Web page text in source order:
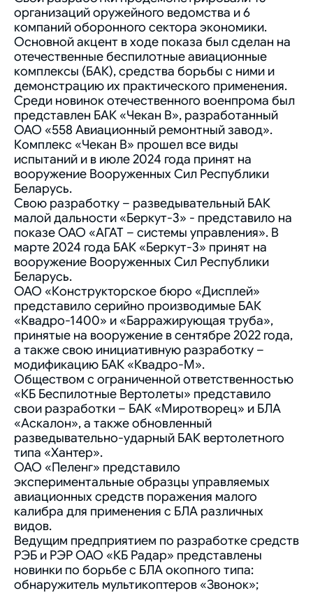
организаций оружейного ведомства и 6
компаний оборонного сектора экономики.
Основной акцент в ходе показа был сделан на
отечественные беспилотные авиационные
комплексы (БАК), средства борьбы с ними и
демонстрацию их практического применения.
Среди новинок отечественного военпрома был
представлен БАК «Чекан В», разработанный
ОАО «558 Авиационный ремонтный завод».
Комплекс «Чекан В» прошел все виды
испытаний и в июле 2024 года принят на
вооружение Вооруженных Сил Республики
Беларусь.
Свою разработку – разведывательный БАК
малой дальности «Беркут-3» - представило на
показе ОАО «АГАТ – системы управления». В
марте 2024 года БАК «Беркут-3» принят на
вооружение Вооруженных Сил Республики
Беларусь.
ОАО «Конструкторское бюро «Дисплей»
представило серийно производимые БАК
«Квадро-1400» и «Барражирующая труба»,
принятые на вооружение в сентябре 2022 года,
а также свою инициативную разработку –
модификацию БАК «Квадро-М».
Обществом с ограниченной ответственностью
«КБ Беспилотные Вертолеты» представило
свои разработки – БАК «Миротворец» и БЛА
«Аскалон», а также обновленный
разведывательно-ударный БАК вертолетного
типа «Хантер».
ОАО «Пеленг» представило
экспериментальные образцы управляемых
авиационных средств поражения малого
калибра для применения с БЛА различных
видов.
Ведущим предприятием по разработке средств
РЭБ и РЭР ОАО «КБ Радар» представлены
новинки по борьбе с БЛА окопного типа:
обнаружитель мультикоптеров «Звонок»;